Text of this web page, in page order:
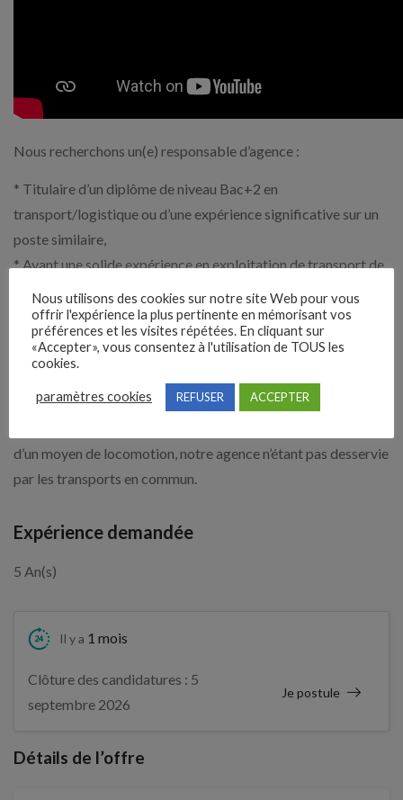
Nous recherchons un(e) responsable d’agence :
* Titulaire d’un diplôme de niveau Bac+2 en
transport/logistique ou d’une expérience significative sur un
poste similaire,
* Ayant une solide expérience en exploitation de transport de
marchandises,
* Ayant un sens de l’organisation et ayant de la réactivité,
* Possédant un leadership naturel, une capacité à fédérer et à
faire grandir une équipe,
* Montrant force de proposition et orientation résultats.
d’un moyen de locomotion, notre agence n’étant pas desservie
par les transports en commun.
Expérience demandée
5 An(s)
Il y a 1 mois
Clôture des candidatures : 5
septembre 2026
Je postule
Détails de l’offre
Nous utilisons des cookies sur notre site Web pour vous
offrir l'expérience la plus pertinente en mémorisant vos
préférences et les visites répétées. En cliquant sur
«Accepter», vous consentez à l'utilisation de TOUS les
cookies.
paramètres cookies REFUSER ACCEPTER